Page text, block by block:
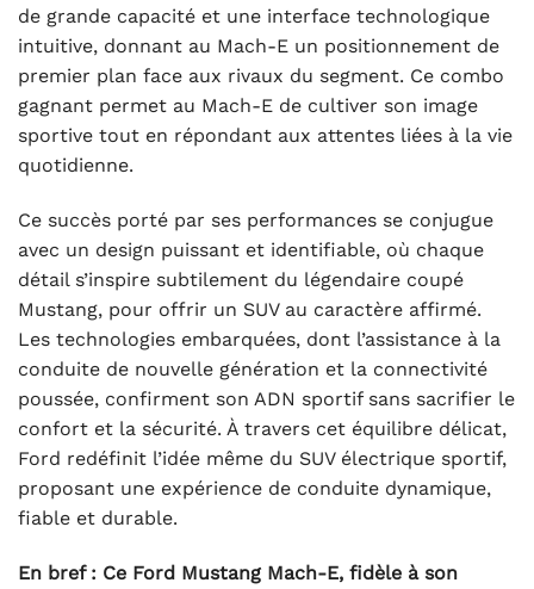
de grande capacité et une interface technologique
intuitive, donnant au Mach-E un positionnement de
premier plan face aux rivaux du segment. Ce combo
gagnant permet au Mach-E de cultiver son image
sportive tout en répondant aux attentes liées à la vie
quotidienne.
Ce succès porté par ses performances se conjugue
avec un design puissant et identifiable, où chaque
détail s’inspire subtilement du légendaire coupé
Mustang, pour offrir un SUV au caractère affirmé.
Les technologies embarquées, dont l’assistance à la
conduite de nouvelle génération et la connectivité
poussée, confirment son ADN sportif sans sacrifier le
confort et la sécurité. À travers cet équilibre délicat,
Ford redéfinit l’idée même du SUV électrique sportif,
proposant une expérience de conduite dynamique,
fiable et durable.
En bref : Ce Ford Mustang Mach-E, fidèle à son